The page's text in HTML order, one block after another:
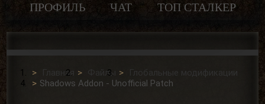
ПРОФИЛЬ ЧАТ ТОП СТАЛКЕР
Главная Файлы
Глобальные модификации
Shadows Addon - Unofficial Patch